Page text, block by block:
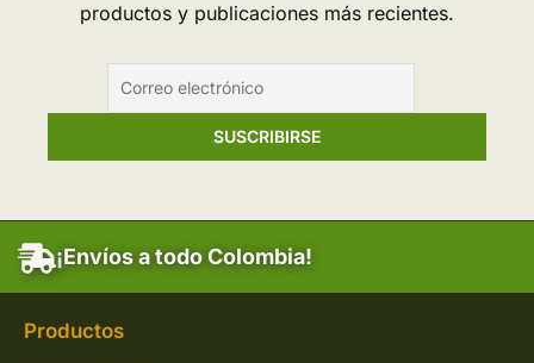
Grandeproductos y publicaciones más recientes.
¡Envíos a todo Colombia!
Productos